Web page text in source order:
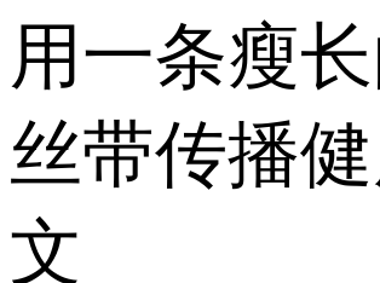
用一条瘦
丝带传播
文